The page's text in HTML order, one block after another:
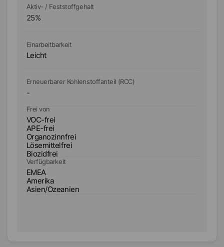
Aktiv- / Feststoffgehalt
25%
Einarbeitbarkeit
Leicht
Erneuerbarer Kohlenstoffanteil (RCC)
-
Frei von
VOC-frei
APE-frei
Organozinnfrei
Lösemittelfrei
Biozidfrei
Verfügbarkeit
EMEA
Amerika
Asien/Ozeanien